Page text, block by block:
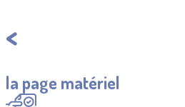
la page matériel